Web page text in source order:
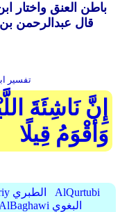
باطن العنق واختار
قال عبدالرحمن
تفسير
إِنَّ نَاشِئَةَ
وَأَقْوَمُ قِيلًا
AtTabariy الطبري
AlQurtubi
AlBaghawi البغوي